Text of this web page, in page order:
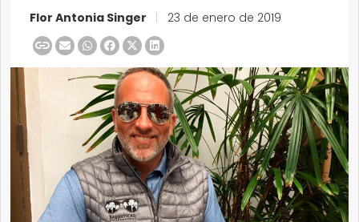
Flor Antonia Singer 23 de enero de 2019